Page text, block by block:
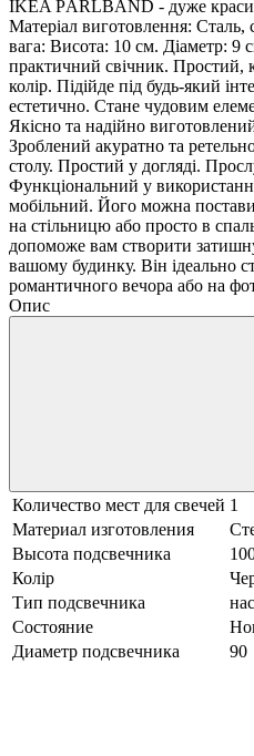
IKEA PÄRLBAND - дуже
Матеріал виготовлення: Сталь,
вага: Висота: 10 см. Діаметр: 9
практичний свічник. Простий,
колір. Підійде під будь-який
естетично. Стане чудовим
Якісно та надійно
Зроблений акуратно та
столу. Простий у догляді.
Функціональний у
мобільний. Його можна
на стільницю або просто в
допоможе вам створити
вашому будинку. Він ідеально
романтичного вечора або на
Опис
Количество мест для свечей 1
Материал изготовления
Высота подсвечника
Колір
Тип подсвечника
Состояние
Диаметр подсвечника
90